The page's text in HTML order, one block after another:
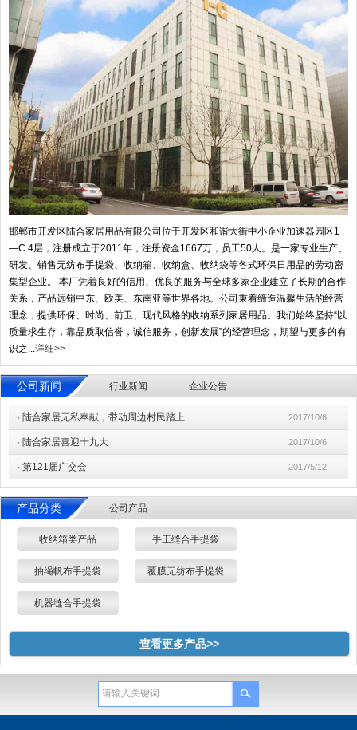
邯郸市开发区陆合家居用品有限公司位于开发区和谐大街中小企业加速器园区1
—C 4层，注册成立于2011年，注册资金1667万，员工50人。是一家专业生产、
研发、销售无纺布手提袋、收纳箱、收纳盒、收纳袋等各式环保日用品的劳动密
集型企业。 本厂凭着良好的信用、优良的服务与全球多家企业建立了长期的合作
关系，产品远销中东、欧美、东南亚等世界各地。公司秉着缔造温馨生活的经营
理念，提供环保、时尚、前卫、现代风格的收纳系列家居用品。我们始终坚持“以
质量求生存，靠品质取信誉，诚信服务，创新发展”的经营理念，期望与更多的有
识之...详细>>
公司新闻 行业新闻 企业公告
· 陆合家居无私奉献，带动周边村民踏上 2017/10/6
· 陆合家居喜迎十九大 2017/10/6
· 第121届广交会 2017/5/12
产品分类 公司产品
收纳箱类产品 手工缝合手提袋
抽绳帆布手提袋 覆膜无纺布手提袋
机器缝合手提袋
查看更多产品>>